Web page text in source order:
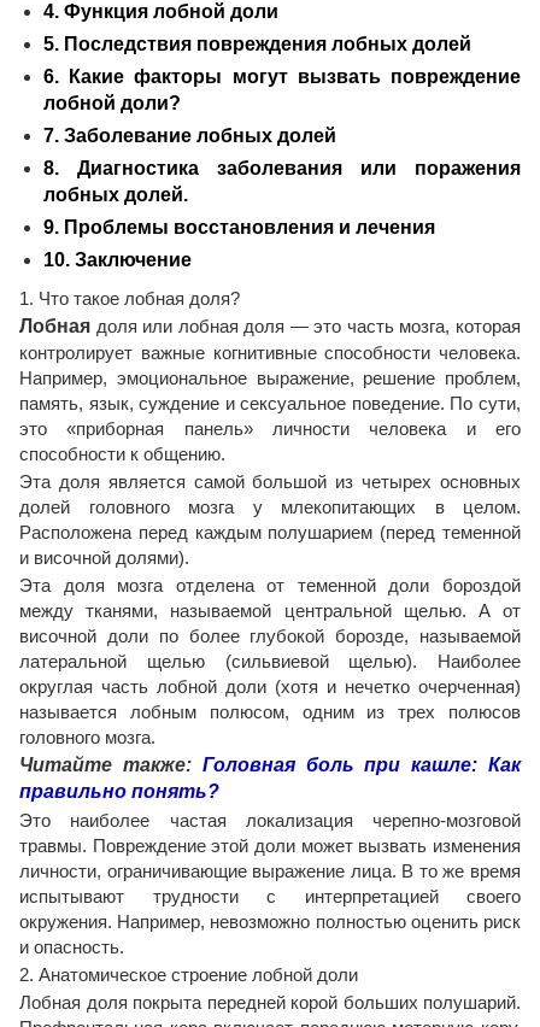
4. Функция лобной доли
5. Последствия повреждения лобных долей
6. Какие факторы могут вызвать повреждение
лобной доли?
7. Заболевание лобных долей
8. Диагностика заболевания или поражения
лобных долей.
9. Проблемы восстановления и лечения
10. Заключение
1. Что такое лобная доля?
Лобная доля или лобная доля — это часть мозга, которая
контролирует важные когнитивные способности человека.
Например, эмоциональное выражение, решение проблем,
память, язык, суждение и сексуальное поведение. По сути,
это «приборная панель» личности человека и его
способности к общению.
Эта доля является самой большой из четырех основных
долей головного мозга у млекопитающих в целом.
Расположена перед каждым полушарием (перед теменной
и височной долями).
Эта доля мозга отделена от теменной доли бороздой
между тканями, называемой центральной щелью. А от
височной доли по более глубокой борозде, называемой
латеральной щелью (сильвиевой щелью). Наиболее
округлая часть лобной доли (хотя и нечетко очерченная)
называется лобным полюсом, одним из трех полюсов
головного мозга.
Читайте также: Головная боль при кашле: Как
правильно понять?
Это наиболее частая локализация черепно-мозговой
травмы. Повреждение этой доли может вызвать изменения
личности, ограничивающие выражение лица. В то же время
испытывают трудности с интерпретацией своего
окружения. Например, невозможно полностью оценить риск
и опасность.
2. Анатомическое строение лобной доли
Лобная доля покрыта передней корой больших полушарий.